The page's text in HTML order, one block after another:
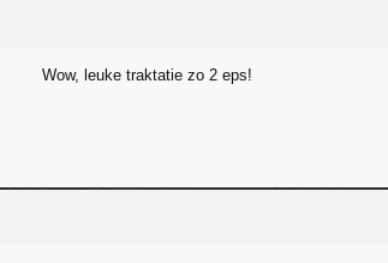
Wow, leuke traktatie zo 2 eps!